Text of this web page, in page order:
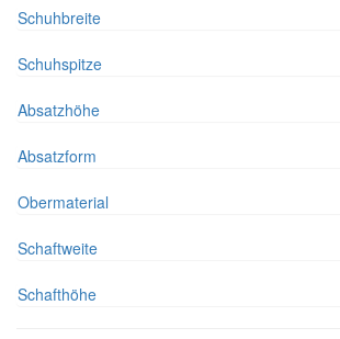
Schuhbreite
Schuhspitze
Absatzhöhe
Absatzform
Obermaterial
Schaftweite
Schafthöhe